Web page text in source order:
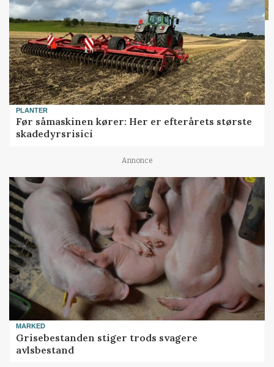
PLANTER
Før såmaskinen kører: Her er efterårets største
skadedyrsrisici
Annonce
MARKED
Grisebestanden stiger trods svagere
avlsbestand